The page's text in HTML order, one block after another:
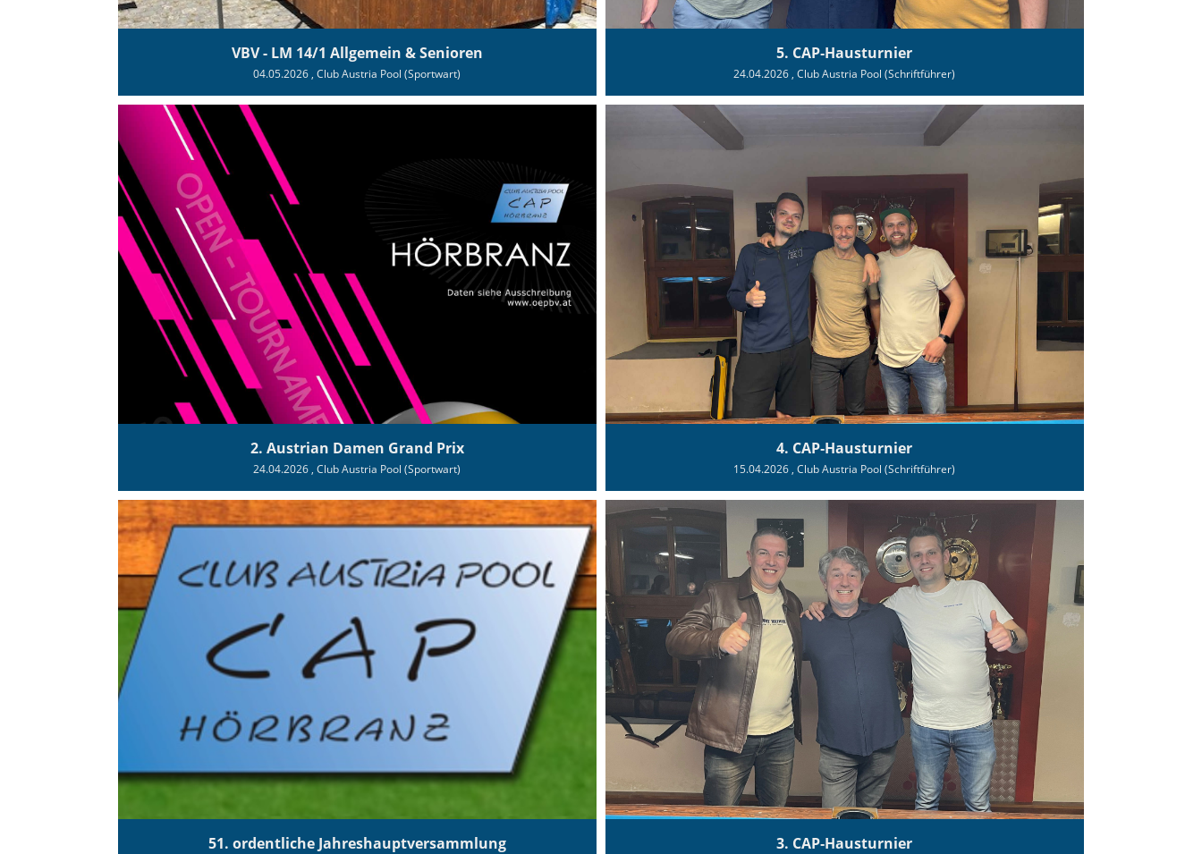
VBV - LM 14/1 Allgemein & Senioren
04.05.2026, Club Austria Pool (Sportwart)
5. CAP‑Hausturnier
24.04.2026, Club Austria Pool (Schriftführer)
2. Austrian Damen Grand Prix
24.04.2026 , Club Austria Pool (Sportwart)
4. CAP‑Hausturnier
15.04.2026 , Club Austria Pool (Schriftführer)
51. ordentliche Jahreshauptversammlung 3. CAP‑Hausturnier